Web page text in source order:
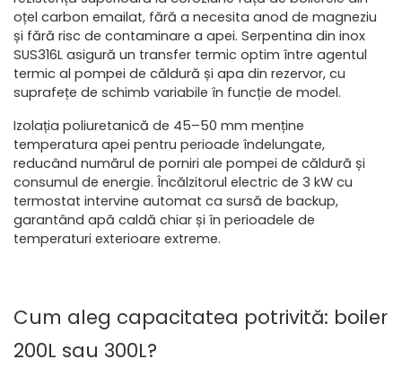
oțel carbon emailat, fără a necesita anod de magneziu
și fără risc de contaminare a apei. Serpentina din inox
SUS316L asigură un transfer termic optim între agentul
termic al pompei de căldură și apa din rezervor, cu
suprafețe de schimb variabile în funcție de model.
Izolația poliuretanică de 45–50 mm menține
temperatura apei pentru perioade îndelungate,
reducând numărul de porniri ale pompei de căldură și
consumul de energie. Încălzitorul electric de 3 kW cu
termostat intervine automat ca sursă de backup,
garantând apă caldă chiar și în perioadele de
temperaturi exterioare extreme.
Cum aleg capacitatea potrivită: boiler
200L sau 300L?